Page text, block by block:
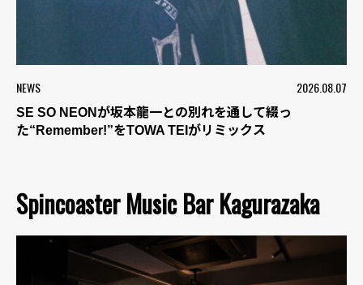
NEWS 2026.08.07
SE SO NEONが坂本龍一との別れを通して綴っ
た“Remember!”をTOWA TEIがリミックス
Spincoaster Music Bar Kagurazaka